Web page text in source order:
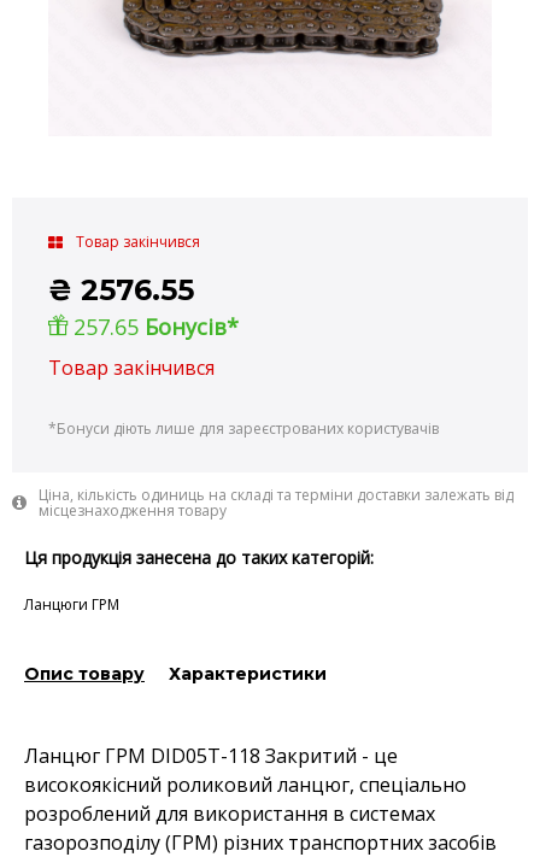
Товар закінчився
₴ 2576.55
257.65 Бонусів*
Товар закінчився
*Бонуси діють лише для зареєстрованих користувачів
Ціна, кількість одиниць на складі та терміни доставки залежать від
місцезнаходження товару
Ця продукція занесена до таких категорій:
Ланцюги ГРМ
Опис товару Характеристики
Ланцюг ГРМ DID05T-118 Закритий - це
високоякісний роликовий ланцюг, спеціально
розроблений для використання в системах
газорозподілу (ГРМ) різних транспортних засобів